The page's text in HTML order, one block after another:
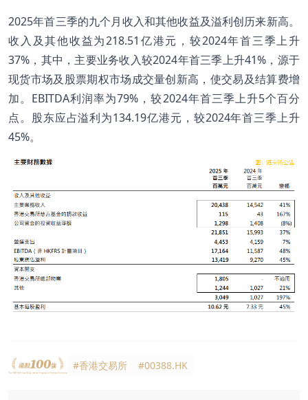
2025年首三季的九个月收入和其他收益及溢利创历来新高。
收入及其他收益为218.51亿港元，较2024年首三季上升
37%，其中，主要业务收入较2024年首三季上升41%，源于
现货市场及股票期权市场成交量创新高，使交易及结算费增
加。EBITDA利润率为79%，较2024年首三季上升5个百分
点。股东应占溢利为134.19亿港元，较2024年首三季上升
45%。
#香港交易所 #00388.HK